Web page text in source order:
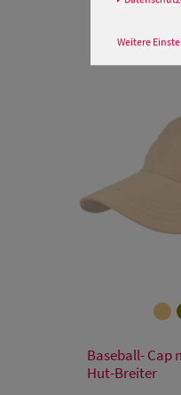
Baseball- Cap
Hut-Breiter
Weitere